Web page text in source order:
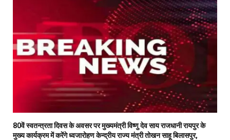
80वें स्वतन्त्रता दिवस के अवसर पर मुख्यमंत्री विष्णु देव साय राजधानी रायपुर के
मुख्य कार्यक्रम में करेंगे ध्वजारोहण केन्द्रीय राज्य मंत्री तोखन साहू बिलासपुर,